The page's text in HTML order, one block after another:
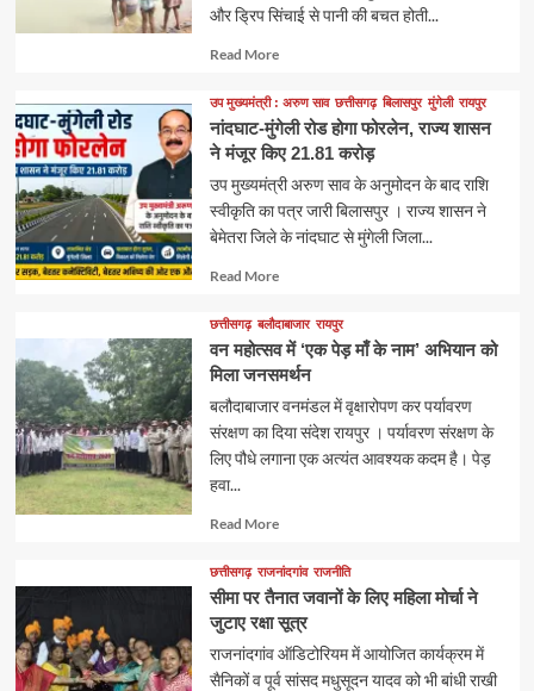
और ड्रिप सिंचाई से पानी की बचत होती...
Read MoreRead
about
उप मुख्यमंत्री : अरुण साव छत्तीसगढ़ बिलासपुर मुंगेली रायपुर
नांदघाट-मुंगेली रोड होगा फोरलेन, राज्य शासन
ने मंजूर किए 21.81 करोड़
उप मुख्यमंत्री अरुण साव के अनुमोदन के बाद राशि
स्वीकृति का पत्र जारी बिलासपुर । राज्य शासन ने
बेमेतरा जिले के नांदघाट से मुंगेली जिला...
Read MoreRead
about
छत्तीसगढ़ बलौदाबाजार रायपुर
वन महोत्सव में ‘एक पेड़ माँ के नाम’ अभियान को
मिला जनसमर्थन
बलौदाबाजार वनमंडल में वृक्षारोपण कर पर्यावरण
संरक्षण का दिया संदेश रायपुर । पर्यावरण संरक्षण के
लिए पौधे लगाना एक अत्यंत आवश्यक कदम है। पेड़
हवा...
Read MoreRead
about
छत्तीसगढ़ राजनांदगांव राजनीति
सीमा पर तैनात जवानों के लिए महिला मोर्चा ने
जुटाए रक्षा सूत्र
राजनांदगांव ऑडिटोरियम में आयोजित कार्यक्रम में
सैनिकों व पूर्व सांसद मधुसूदन यादव को भी बांधी राखी